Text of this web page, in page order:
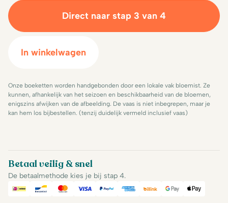
Direct naar stap 3 van 4
In winkelwagen
Onze boeketten worden handgebonden door een lokale vak bloemist. Ze
kunnen, afhankelijk van het seizoen en beschikbaarheid van de bloemen,
enigszins afwijken van de afbeelding. De vaas is niet inbegrepen, maar je
kan hem los bijbestellen. (tenzij duidelijk vermeld inclusief vaas)
Betaal veilig & snel
De betaalmethode kies je bij stap 4.
iDeal Bancontact
Mastercard
Visa PayPalAmerican Express
BillinkGoogle Pay
Apple